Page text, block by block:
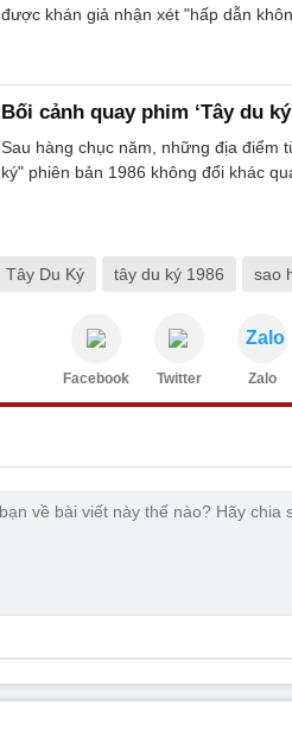
được khán giả nhận xét "hấp dẫn
Bối cảnh quay phim ‘Tây du
Sau hàng chục năm, những địa điểm
ký" phiên bản 1986 không đổi khác
Tây Du Ký tây du ký 1986 sao
Facebook Twitter
Zalo
Zalo